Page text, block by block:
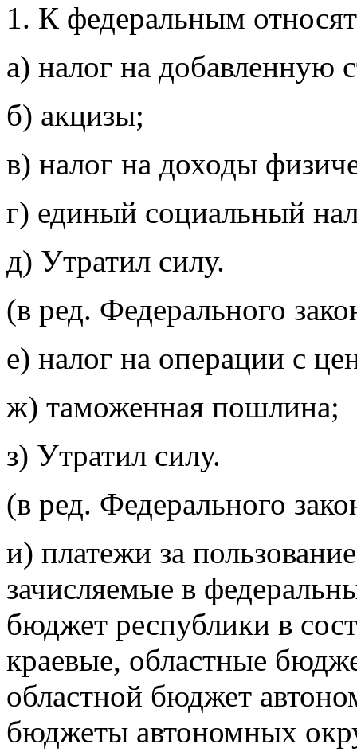
1. К федеральным
а) налог на добавленную
б) акцизы;
в) налог на доходы
г) единый социальный
д) Утратил силу.
(в ред. Федерального
е) налог на операции с
ж) таможенная пошлина;
з) Утратил силу.
(в ред. Федерального
и) платежи за
зачисляемые в
бюджет республики в
краевые, областные
областной бюджет
бюджеты автономных